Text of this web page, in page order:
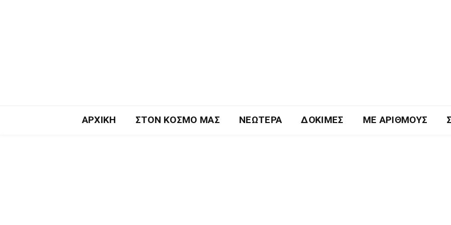
ΑΡΧΙΚΉ ΣΤΟΝ ΚΌΣΜΟ ΜΑΣ ΝΕΏΤΕΡΑ ΔΟΚΙΜΈΣ ΜΕ ΑΡΙΘΜΟΎΣ